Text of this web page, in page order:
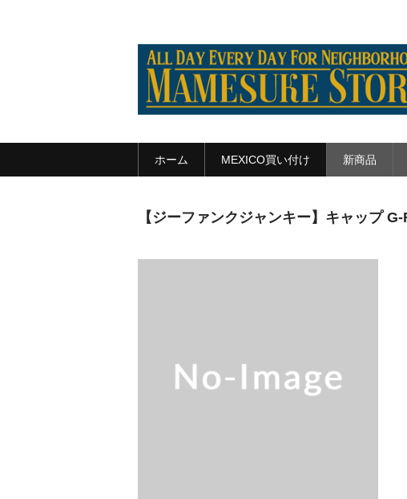
ホーム MEXICO買い付け 新商品
【ジーファンクジャンキー】キャップ